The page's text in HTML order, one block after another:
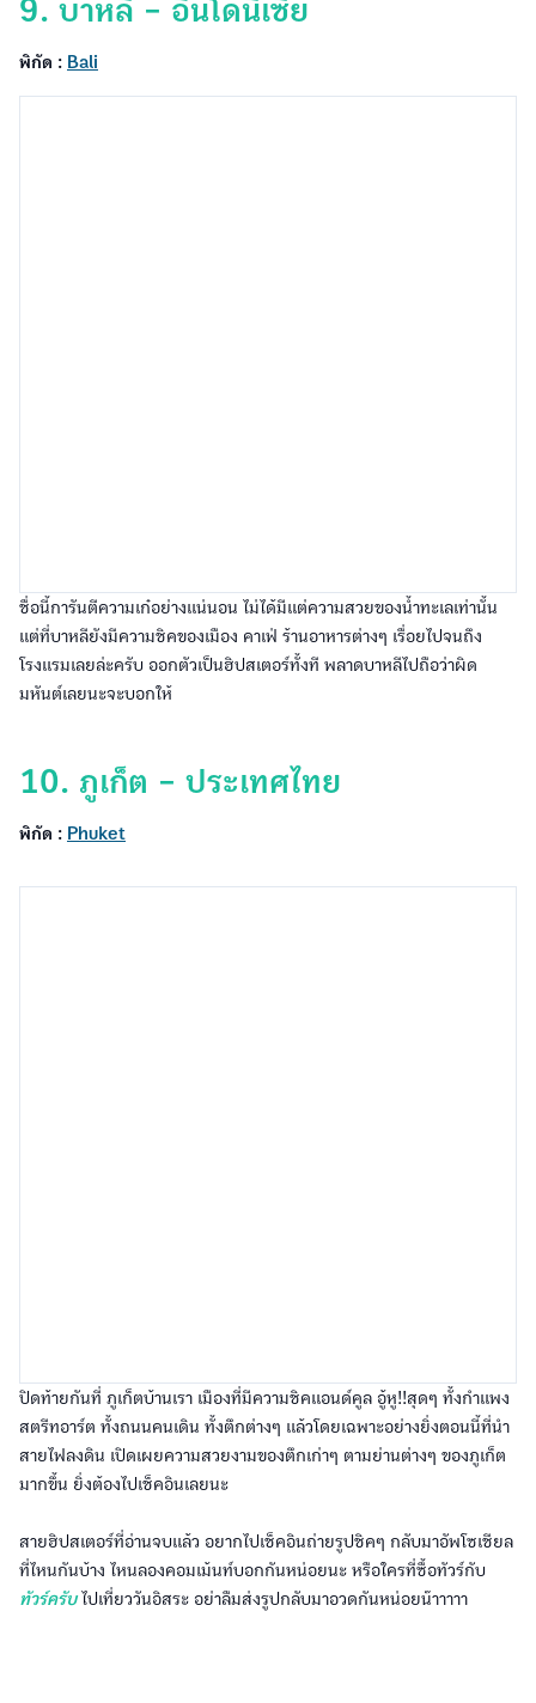
10. ภูเก็ต - ประเทศไทย
พิกัด :Phuket
ที่ไหนกันบ้าง ไหนลองคอมเม้นท์บอกกันหน่อยนะ หรือใครที่ซื้อทัวร์กับ
ทัวร์ครับไปเที่ยววันอิสระ อย่าลืมส่งรูปกลับมาอวดกันหน่อยน๊าาาาา
อ่านต่อ
>>รวม 7 สไตล์เที่ยวต่างประเทศ ตามวันเกิด ไปเถิด